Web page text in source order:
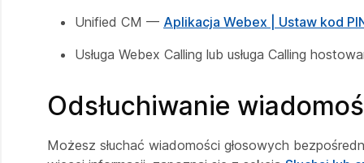
Unified CM — Aplikacja Webex | Ustaw kod
Usługa Webex Calling lub usługa Calling
Odsłuchiwanie
Możesz słuchać wiadomości głosowych